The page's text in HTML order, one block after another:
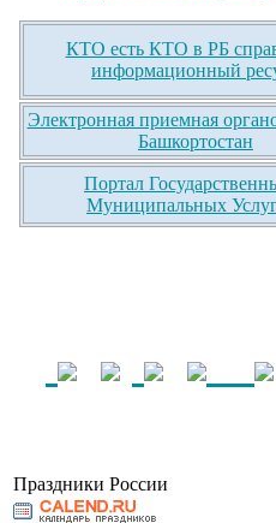
КТО есть КТО в РБ
информационный
Электронная приемная
Башкортостан
Портал
Муниципальных
Праздники России